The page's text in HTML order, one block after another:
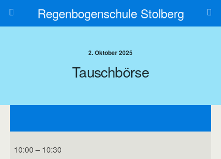
Regenbogenschule Stolberg
2. Oktober 2025
Tauschbörse
10:00 – 10:30